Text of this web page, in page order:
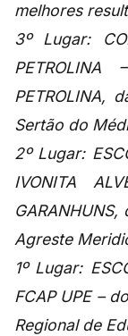
melhores
3º Lugar:
PETROLINA,
Sertão do
2º Lugar:
IVONITA
Agreste
1º Lugar:
FCAP UPE –
Regional de